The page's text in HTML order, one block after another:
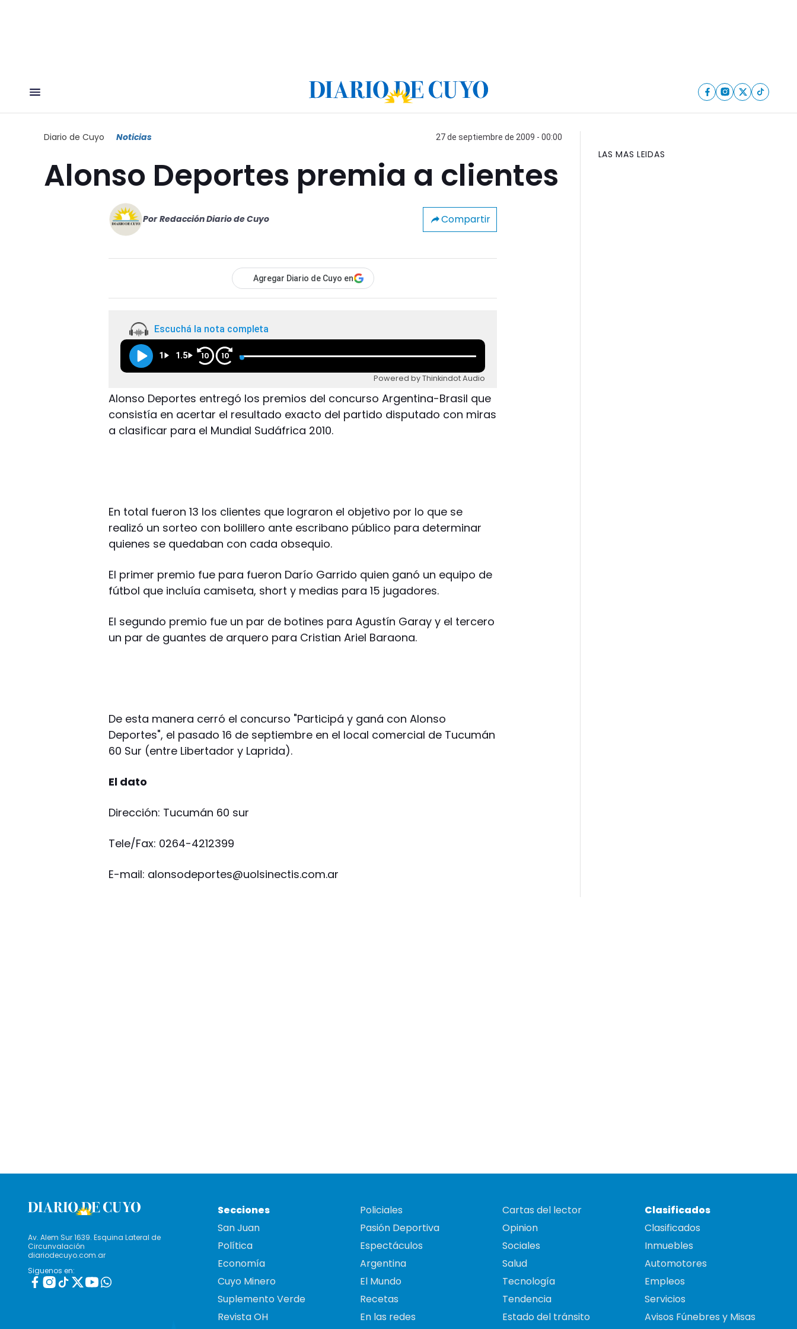
Diario de Cuyo Noticias 27 de septiembre de 2009 - 00:00
Alonso Deportes premia a clientes
Por Redacción Diario de Cuyo Compartir
Agregar Diario de Cuyo en
Escuchá la nota completa
1 1.5 10 10
Powered by Thinkindot Audio
Alonso Deportes entregó los premios del concurso Argentina-Brasil que
consistía en acertar el resultado exacto del partido disputado con miras
a clasificar para el Mundial Sudáfrica 2010.
En total fueron 13 los clientes que lograron el objetivo por lo que se
realizó un sorteo con bolillero ante escribano público para determinar
quienes se quedaban con cada obsequio.
El primer premio fue para fueron Darío Garrido quien ganó un equipo de
fútbol que incluía camiseta, short y medias para 15 jugadores.
El segundo premio fue un par de botines para Agustín Garay y el tercero
un par de guantes de arquero para Cristian Ariel Baraona.
De esta manera cerró el concurso "Participá y ganá con Alonso
Deportes", el pasado 16 de septiembre en el local comercial de Tucumán
60 Sur (entre Libertador y Laprida).
El dato
Dirección: Tucumán 60 sur
Tele/Fax: 0264-4212399
E-mail: alonsodeportes@uolsinectis.com.ar
LAS MAS LEIDAS
Av. Alem Sur 1639. Esquina Lateral de
Circunvalación
diariodecuyo.com.ar
Siguenos en:
Secciones
San Juan
Política
Economía
Cuyo Minero
Suplemento Verde
Revista OH
Policiales
Pasión Deportiva
Espectáculos
Argentina
El Mundo
Recetas
En las redes
Cartas del lector
Opinion
Sociales
Salud
Tecnología
Tendencia
Estado del tránsito
Clasificados
Clasificados
Inmuebles
Automotores
Empleos
Servicios
Avisos Fúnebres y Misas